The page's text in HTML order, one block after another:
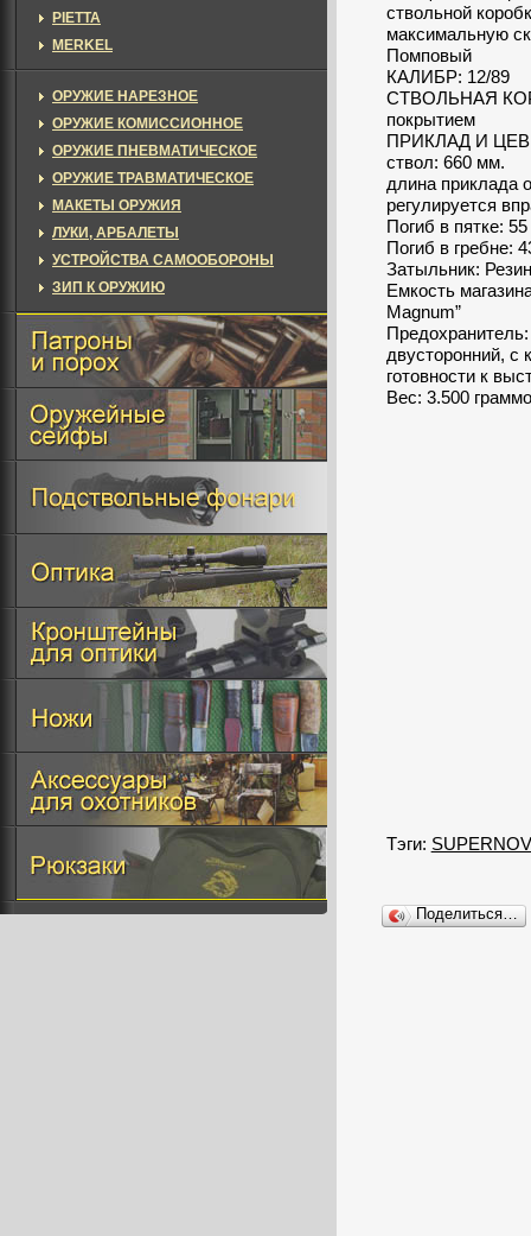
ствольной
максимальную
Помповый
КАЛИБР: 12/89
СТВОЛЬНАЯ
покрытием
ПРИКЛАД И
ствол: 660 мм.
длина приклада
регулируется
Погиб в пятке:
Погиб в гребне:
Затыльник:
Емкость
Magnum”
двусторонний, с
готовности к
Вес: 3.500
Тэги:
Поделиться…
PIETTA
MERKEL
ОРУЖИЕ НАРЕЗНОЕ
ОРУЖИЕ КОМИССИОННОЕ
ОРУЖИЕ ПНЕВМАТИЧЕСКОЕ
ОРУЖИЕ ТРАВМАТИЧЕСКОЕ
МАКЕТЫ ОРУЖИЯ
ЛУКИ, АРБАЛЕТЫ
УСТРОЙСТВА САМООБОРОНЫ
ЗИП К ОРУЖИЮ